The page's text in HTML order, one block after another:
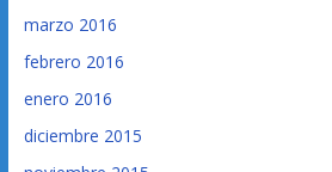
marzo 2016
febrero 2016
enero 2016
diciembre 2015